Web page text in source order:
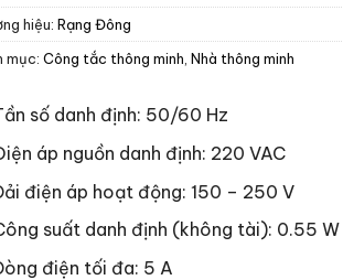
hiệu: Rạng Đông
mục: Công tắc thông minh Nhà thông minh
số danh định: 50/60 Hz
áp nguồn danh định: 220 VAC
điện áp hoạt động: 150 – 250 V
suất danh định (không tài): 0.55 W
điện tối đa: 5 A